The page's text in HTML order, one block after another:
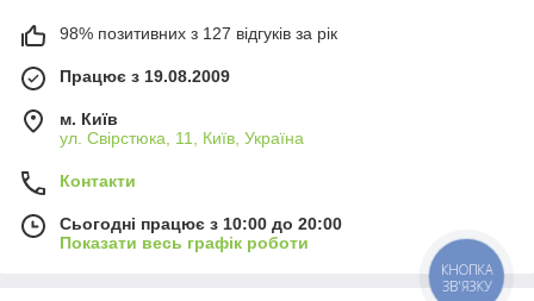
98% позитивних з 127 відгуків за рік
Працює з 19.08.2009
м. Київ
ул. Свірстюка, 11, Київ, Україна
Контакти
Сьогодні працює з 10:00 до 20:00
Показати весь графік роботи
КНОПКА
ЗВ'ЯЗКУ